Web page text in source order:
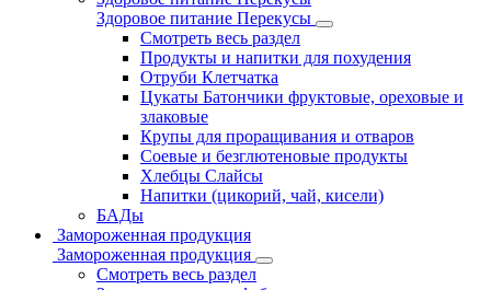
Здоровое питание Перекусы
Смотреть весь раздел
Продукты и напитки для похудения
Отруби Клетчатка
Цукаты Батончики фруктовые, ореховые и
злаковые
Крупы для проращивания и отваров
Соевые и безглютеновые продукты
Хлебцы Слайсы
Напитки (цикорий, чай, кисели)
БАДы
Замороженная продукция
Замороженная продукция
Смотреть весь раздел